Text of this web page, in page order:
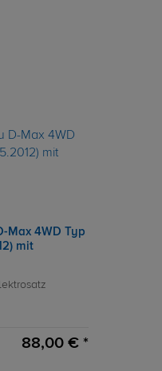
Max 4WD Typ
mit
88,00 € *